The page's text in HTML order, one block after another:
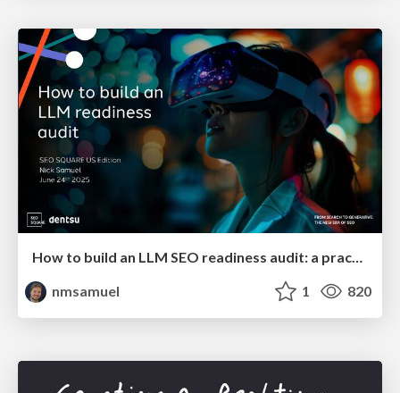
How to build an LLM SEO readiness audit: a practical framework
nmsamuel
1 820